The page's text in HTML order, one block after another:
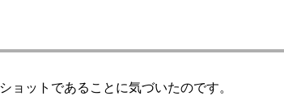
ョットであることに気づいたのです。